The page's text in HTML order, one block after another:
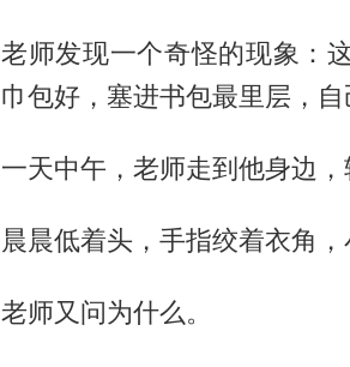
老师发现一个奇怪的现象：
巾包好，塞进书包最里层，自
一天中午，老师走到他身边
晨晨低着头，手指绞着衣角
老师又问为什么。